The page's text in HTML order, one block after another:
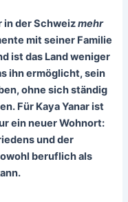
in der Schweizmehr
mit seiner Familie
ist das Land weniger
ihn ermöglicht, sein
ohne sich ständig
Für Kaya Yanar ist
ein neuer Wohnort:
und der
beruflich als